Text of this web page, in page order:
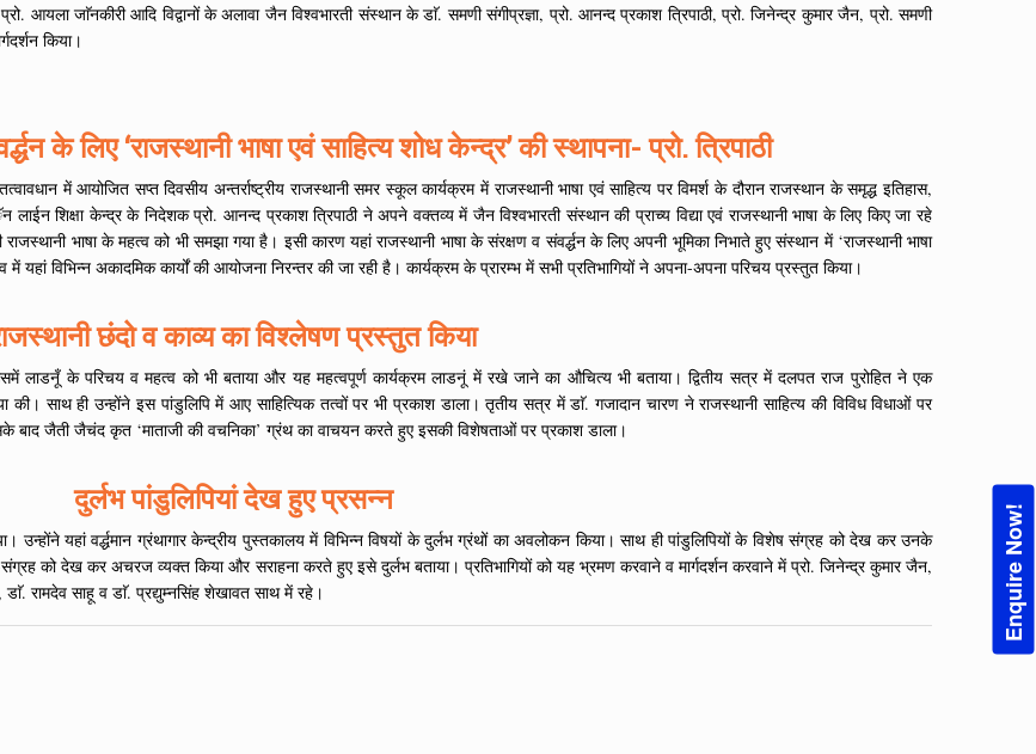
Enquire Now!
आयला जाॅनकीरी आदि विद्वानों के अलावा जैन विश्वभारती संस्थान के डाॅ. समणी संगीप्रज्ञा, प्रो. आनन्द प्रकाश त्रिपाठी, प्रो. जिनेन्द्र कुमार जैन, प्रो. समणी
किया।
के लिए ‘राजस्थानी भाषा एवं साहित्य शोध केन्द्र’ की स्थापना- प्रो. त्रिपाठी
में आयोजित सप्त दिवसीय अन्तर्राष्ट्रीय राजस्थानी समर स्कूल कार्यक्रम में राजस्थानी भाषा एवं साहित्य पर विमर्श के दौरान राजस्थान के समृद्ध इतिहास,
शिक्षा केन्द्र के निदेशक प्रो. आनन्द प्रकाश त्रिपाठी ने अपने वक्तव्य में जैन विश्वभारती संस्थान की प्राच्य विद्या एवं राजस्थानी भाषा के लिए किए जा रहे
भाषा के महत्व को भी समझा गया है। इसी कारण यहां राजस्थानी भाषा के संरक्षण व संवर्द्धन के लिए अपनी भूमिका निभाते हुए संस्थान में ‘राजस्थानी भाषा
विभिन्न अकादमिक कार्यों की आयोजना निरन्तर की जा रही है। कार्यक्रम के प्रारम्भ में सभी प्रतिभागियों ने अपना-अपना परिचय प्रस्तुत किया।
छंदो व काव्य का विश्लेषण प्रस्तुत किया
लाडनूँ के परिचय व महत्व को भी बताया और यह महत्वपूर्ण कार्यक्रम लाडनूं में रखे जाने का औचित्य भी बताया। द्वितीय सत्र में दलपत राज पुरोहित ने एक
की। साथ ही उन्होंने इस पांडुलिपि में आए साहित्यिक तत्वों पर भी प्रकाश डाला। तृतीय सत्र में डाॅ. गजादान चारण ने राजस्थानी साहित्य की विविध विधाओं पर
बाद जैती जैचंद कृत ‘माताजी की वचनिका’ ग्रंथ का वाचयन करते हुए इसकी विशेषताओं पर प्रकाश डाला।
दुर्लभ पांडुलिपियां देख हुए प्रसन्न
उन्होंने यहां वर्द्धमान ग्रंथागार केन्द्रीय पुस्तकालय में विभिन्न विषयों के दुर्लभ ग्रंथों का अवलोकन किया। साथ ही पांडुलिपियों के विशेष संग्रह को देख कर उनके
संग्रह को देख कर अचरज व्यक्त किया और सराहना करते हुए इसे दुर्लभ बताया। प्रतिभागियों को यह भ्रमण करवाने व मार्गदर्शन करवाने में प्रो. जिनेन्द्र कुमार जैन,
डाॅ. रामदेव साहू व डाॅ. प्रद्युम्नसिंह शेखावत साथ में रहे।